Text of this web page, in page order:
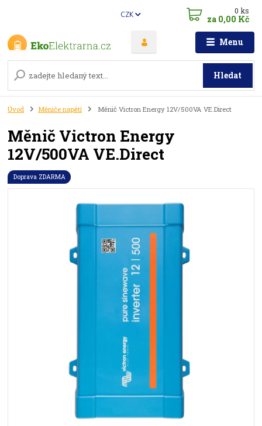
Menu
CZK
Hledat
0ks
za 0,00 Kč
Úvod Měniče napětí Měnič Victron Energy 12V/500VA VE.Direct
Měnič Victron Energy
12V/500VA VE.Direct
Doprava ZDARMA